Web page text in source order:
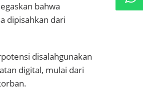
bahwa
dipisahkan dari
disalahgunakan
digital, mulai dari